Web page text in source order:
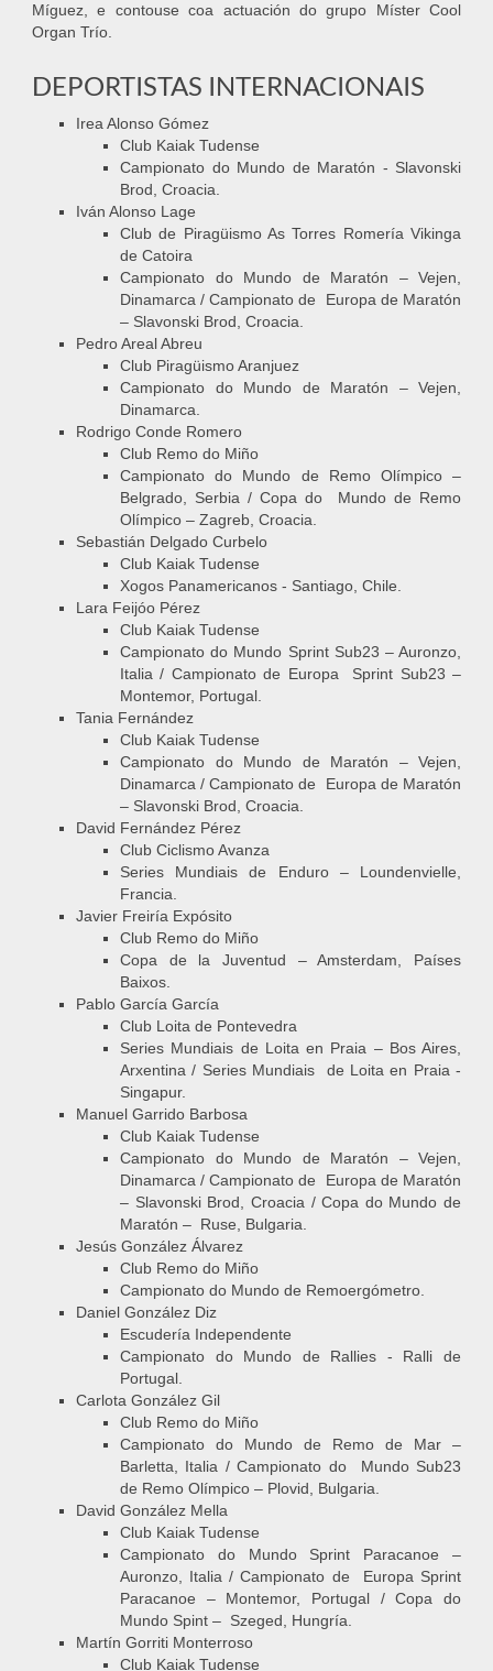
Míguez, e contouse coa actuación do grupo Míster Cool
Organ Trío.
DEPORTISTAS INTERNACIONAIS
Irea Alonso Gómez
Club Kaiak Tudense
Campionato do Mundo de Maratón - Slavonski
Brod, Croacia.
Iván Alonso Lage
Club de Piragüismo As Torres Romería Vikinga
de Catoira
Campionato do Mundo de Maratón – Vejen,
Dinamarca / Campionato de Europa de Maratón
– Slavonski Brod, Croacia.
Pedro Areal Abreu
Club Piragüismo Aranjuez
Campionato do Mundo de Maratón – Vejen,
Dinamarca.
Rodrigo Conde Romero
Club Remo do Miño
Campionato do Mundo de Remo Olímpico –
Belgrado, Serbia / Copa do Mundo de Remo
Olímpico – Zagreb, Croacia.
Sebastián Delgado Curbelo
Club Kaiak Tudense
Xogos Panamericanos - Santiago, Chile.
Lara Feijóo Pérez
Club Kaiak Tudense
Campionato do Mundo Sprint Sub23 – Auronzo,
Italia / Campionato de Europa Sprint Sub23 –
Montemor, Portugal.
Tania Fernández
Club Kaiak Tudense
Campionato do Mundo de Maratón – Vejen,
Dinamarca / Campionato de Europa de Maratón
– Slavonski Brod, Croacia.
David Fernández Pérez
Club Ciclismo Avanza
Series Mundiais de Enduro – Loundenvielle,
Francia.
Javier Freiría Expósito
Club Remo do Miño
Copa de la Juventud – Amsterdam, Países
Baixos.
Pablo García García
Club Loita de Pontevedra
Series Mundiais de Loita en Praia – Bos Aires,
Arxentina / Series Mundiais de Loita en Praia -
Singapur.
Manuel Garrido Barbosa
Club Kaiak Tudense
Campionato do Mundo de Maratón – Vejen,
Dinamarca / Campionato de Europa de Maratón
– Slavonski Brod, Croacia / Copa do Mundo de
Maratón – Ruse, Bulgaria.
Jesús González Álvarez
Club Remo do Miño
Campionato do Mundo de Remoergómetro.
Daniel González Diz
Escudería Independente
Campionato do Mundo de Rallies - Ralli de
Portugal.
Carlota González Gil
Club Remo do Miño
Campionato do Mundo de Remo de Mar –
Barletta, Italia / Campionato do Mundo Sub23
de Remo Olímpico – Plovid, Bulgaria.
David González Mella
Club Kaiak Tudense
Campionato do Mundo Sprint Paracanoe –
Auronzo, Italia / Campionato de Europa Sprint
Paracanoe – Montemor, Portugal / Copa do
Mundo Spint – Szeged, Hungría.
Martín Gorriti Monterroso
Club Kaiak Tudense